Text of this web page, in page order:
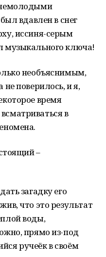
вдавлен в снег
иссиня-серым
музыкального ключа!
необъяснимым,
поверилось, и я,
время
в
–
загадку его
что это результат
воды,
прямо из-под
ручеёк в своём